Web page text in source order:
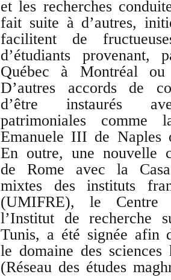
et les recherches
fait suite à d’autres,
facilitent de
d’étudiants provenant,
Québec à Montréal
D’autres accords de
d’être instaurés
patrimoniales comme
Emanuele III de Naples
En outre, une nouvelle
de Rome avec la
mixtes des instituts
(UMIFRE), le Centre
l’Institut de recherche
Tunis, a été signée afin
le domaine des
(Réseau des études